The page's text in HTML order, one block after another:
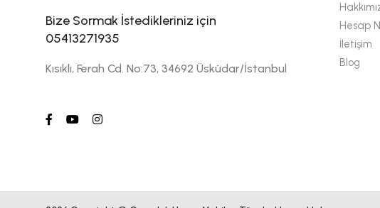
Bize Sormak İstedikleriniz için
05413271935
Kısıklı, Ferah Cd. No:73, 34692 Üsküdar/İstanbul
Hesap
İletişim
Blog